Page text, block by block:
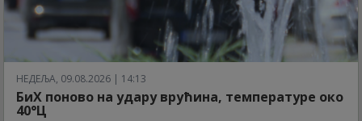
НЕДЕЉА, 09.08.2026 | 14:13
БиХ поново на удару врућина, температуре око
40°Ц